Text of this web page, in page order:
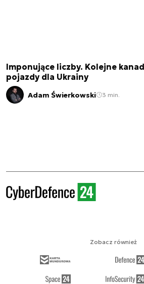
Imponujące liczby. Kolejne
pojazdy dla Ukrainy
Adam Świerkowski 3 min.
Zobacz również